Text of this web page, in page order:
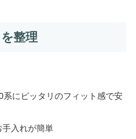
整理
系にピッタリのフィット感で安
入れが簡単